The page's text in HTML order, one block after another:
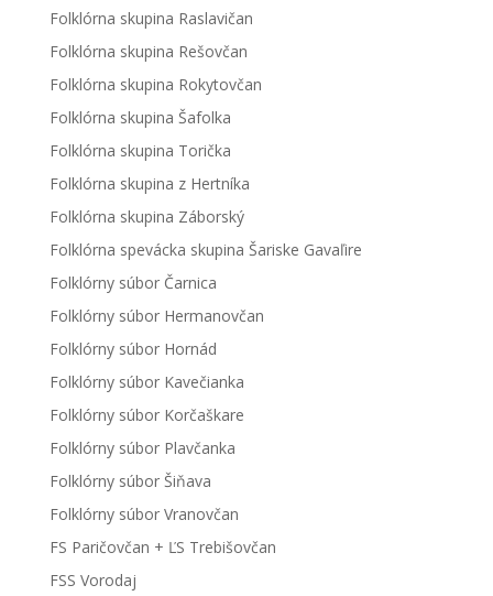
Folklórna skupina Raslavičan
Folklórna skupina Rešovčan
Folklórna skupina Rokytovčan
Folklórna skupina Šafolka
Folklórna skupina Torička
Folklórna skupina z Hertníka
Folklórna skupina Záborský
Folklórna spevácka skupina Šariske Gavaľire
Folklórny súbor Čarnica
Folklórny súbor Hermanovčan
Folklórny súbor Hornád
Folklórny súbor Kavečianka
Folklórny súbor Korčaškare
Folklórny súbor Plavčanka
Folklórny súbor Šiňava
Folklórny súbor Vranovčan
FS Paričovčan + ĽS Trebišovčan
FSS Vorodaj